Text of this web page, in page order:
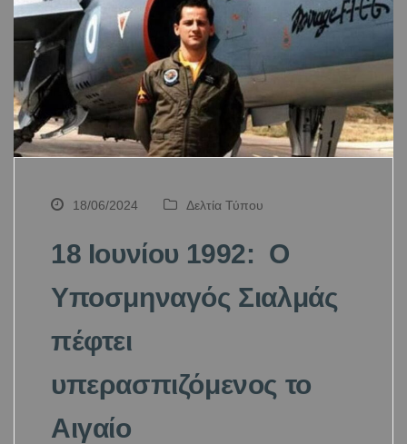
18/06/2024 Δελτία Τύπου
18 Ιουνίου 1992: Ο
Υποσμηναγός Σιαλμάς
πέφτει
υπερασπιζόμενος το
Αιγαίο